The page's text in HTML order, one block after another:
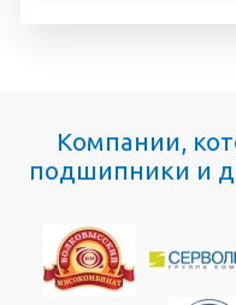
Компании,
подшипники и